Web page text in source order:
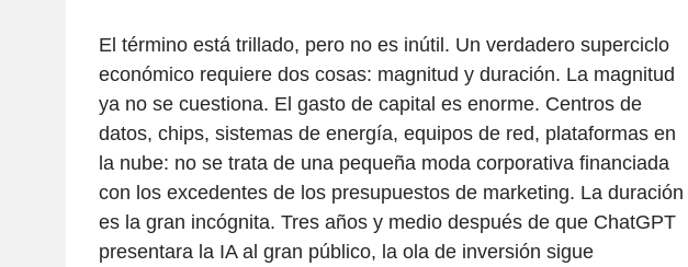
El término está trillado, pero no es inútil. Un verdadero superciclo
económico requiere dos cosas: magnitud y duración. La magnitud
ya no se cuestiona. El gasto de capital es enorme. Centros de
datos, chips, sistemas de energía, equipos de red, plataformas en
la nube: no se trata de una pequeña moda corporativa financiada
con los excedentes de los presupuestos de marketing. La duración
es la gran incógnita. Tres años y medio después de que ChatGPT
presentara la IA al gran público, la ola de inversión sigue